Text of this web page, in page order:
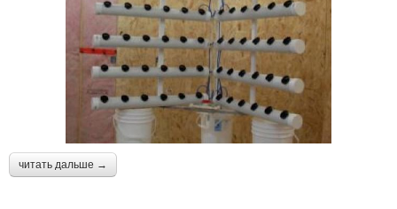
читать дальше →